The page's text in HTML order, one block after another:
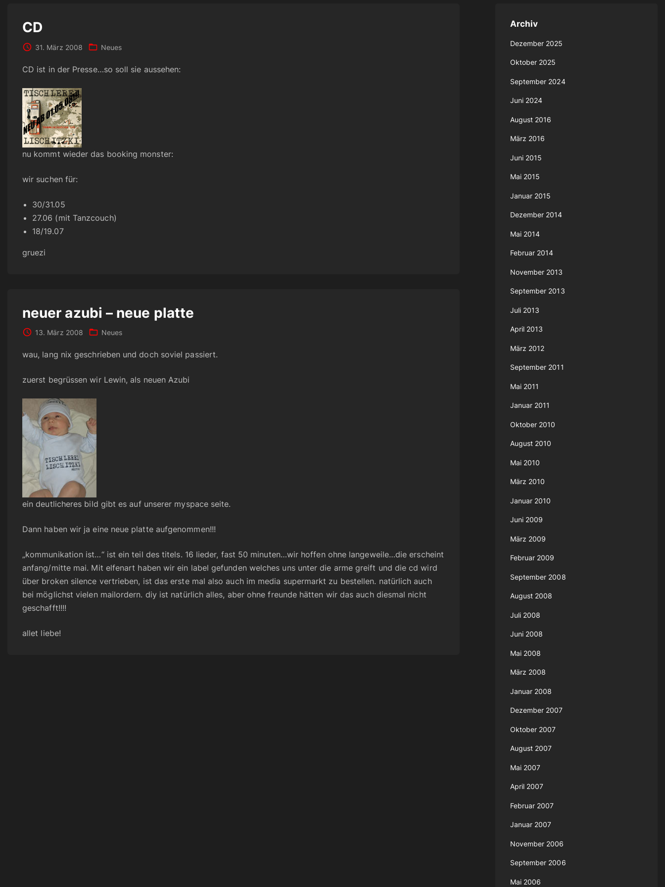
CD
31. März 2008 Neues
CD ist in der Presse…so soll sie aussehen:
nu kommt wieder das booking monster:
wir suchen für:
30/31.05
27.06 (mit Tanzcouch)
18/19.07
gruezi
neuer azubi – neue platte
13. März 2008 Neues
wau, lang nix geschrieben und doch soviel passiert.
zuerst begrüssen wir Lewin, als neuen Azubi
ein deutlicheres bild gibt es auf unserer myspace seite.
Dann haben wir ja eine neue platte aufgenommen!!!
„kommunikation ist…“ ist ein teil des titels. 16 lieder, fast 50 minuten…wir hoffen ohne langeweile…die erscheint
anfang/mitte mai. Mit elfenart haben wir ein label gefunden welches uns unter die arme greift und die cd wird
über broken silence vertrieben, ist das erste mal also auch im media supermarkt zu bestellen. natürlich auch
bei möglichst vielen mailordern. diy ist natürlich alles, aber ohne freunde hätten wir das auch diesmal nicht
geschafft!!!!
allet liebe!
Archiv
Dezember 2025
Oktober 2025
September 2024
Juni 2024
August 2016
März 2016
Juni 2015
Mai 2015
Januar 2015
Dezember 2014
Mai 2014
Februar 2014
November 2013
September 2013
Juli 2013
April 2013
März 2012
September 2011
Mai 2011
Januar 2011
Oktober 2010
August 2010
Mai 2010
März 2010
Januar 2010
Juni 2009
März 2009
Februar 2009
September 2008
August 2008
Juli 2008
Juni 2008
Mai 2008
März 2008
Januar 2008
Dezember 2007
Oktober 2007
August 2007
Mai 2007
April 2007
Februar 2007
Januar 2007
November 2006
September 2006
Mai 2006